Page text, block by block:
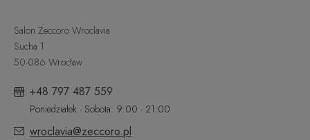
Salon Zeccoro Wroclavia
Sucha 1
50-086 Wrocław
+48 797 487 559
Poniedziałek - Sobota: 9:00 - 21:00
wroclavia@zeccoro.pl